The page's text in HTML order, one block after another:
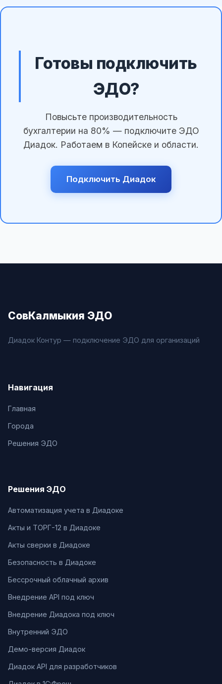
Готовы подключить
ЭДО?
Повысьте производительность
бухгалтерии на 80% — подключите ЭДО
Диадок. Работаем в Копейске и области.
Подключить Диадок
СовКалмыкия ЭДО
Диадок Контур — подключение ЭДО для организаций
Навигация
Главная
Города
Решения ЭДО
Решения ЭДО
Автоматизация учета в Диадоке
Акты и ТОРГ-12 в Диадоке
Акты сверки в Диадоке
Безопасность в Диадоке
Бессрочный облачный архив
Внедрение API под ключ
Внедрение Диадока под ключ
Внутренний ЭДО
Демо-версия Диадок
Диадок API для разработчиков